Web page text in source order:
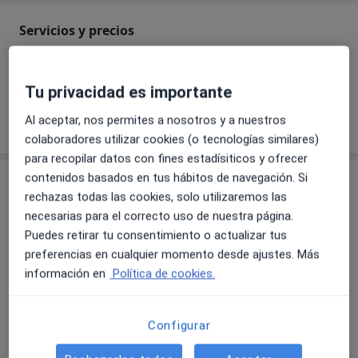
Aprendo de cada caso y quiero seguir haciéndolo para
crecer a nivel profesional! ;)
Formación
2004-2007. Diplomatura de Nutrición Humana y
Dietética (CESNID).
2016. Curso de Certificación Internacional en
Cineantropometría ISAK Nivel 1 (Sociedad
Internacional para el Avance de la Cineatropometría
ISAK).
¿Y CÓMO TRABAJAMOS EN ALIMMENTA?
-Personalizamos tu alimentación valorando tus
analíticas, preferencias y necesidades
-Te ayudaremos a conseguir tus objetivos: perder,
Servicios y precios
sobre sus servicios
Consulta
Consulta online
Este especialista no ofrece reserva online en esta
dirección
Tu privacidad es importante
Al aceptar, nos permites a nosotros y a nuestros
colaboradores utilizar cookies (o tecnologías similares)
para recopilar datos con fines estadísiticos y ofrecer
contenidos basados en tus hábitos de navegación. Si
rechazas todas las cookies, solo utilizaremos las
necesarias para el correcto uso de nuestra página.
Puedes retirar tu consentimiento o actualizar tus
preferencias en cualquier momento desde ajustes. Más
información en Política de cookies.
Configurar